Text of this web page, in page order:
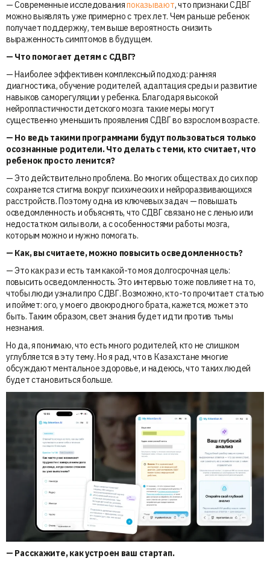
— Современные исследованияпоказывают, что признаки СДВГ
можно выявлять уже примерно с трех лет. Чем раньше ребенок
получает поддержку, тем выше вероятность снизить
выраженность симптомов в будущем.
— Что помогает детям с СДВГ?
— Наиболее эффективен комплексный подход: ранняя
диагностика, обучение родителей, адаптация среды и развитие
навыков саморегуляции у ребенка. Благодаря высокой
нейропластичности детского мозга такие меры могут
существенно уменьшить проявления СДВГ во взрослом возрасте.
— Но ведь такими программами будут пользоваться только
осознанные родители. Что делать с теми, кто считает, что
ребенок просто ленится?
— Это действительно проблема. Во многих обществах до сих пор
сохраняется стигма вокруг психических и нейроразвивающихся
расстройств. Поэтому одна из ключевых задач — повышать
осведомленность и объяснять, что СДВГ связано не с ленью или
недостатком силы воли, а с особенностями работы мозга,
которым можно и нужно помогать.
— Как, вы считаете, можно повысить осведомленность?
— Это как раз и есть там какой-то моя долгосрочная цель:
повысить осведомленность. Это интервью тоже повлияет на то,
чтобы люди узнали про СДВГ. Возможно, кто-то прочитает статью
и поймет: ого, у моего двоюродного брата, кажется, может это
быть. Таким образом, свет знания будет идти против тьмы
незнания.
Но да, я понимаю, что есть много родителей, кто не слишком
углубляется в эту тему. Но я рад, что в Казахстане многие
обсуждают ментальное здоровье, и надеюсь, что таких людей
будет становиться больше.
— Расскажите, как устроен ваш стартап.